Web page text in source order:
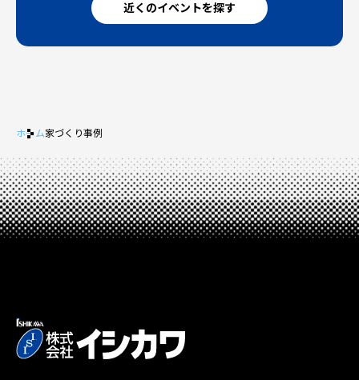
近くのイベントを探す
ホーム家づくり事例